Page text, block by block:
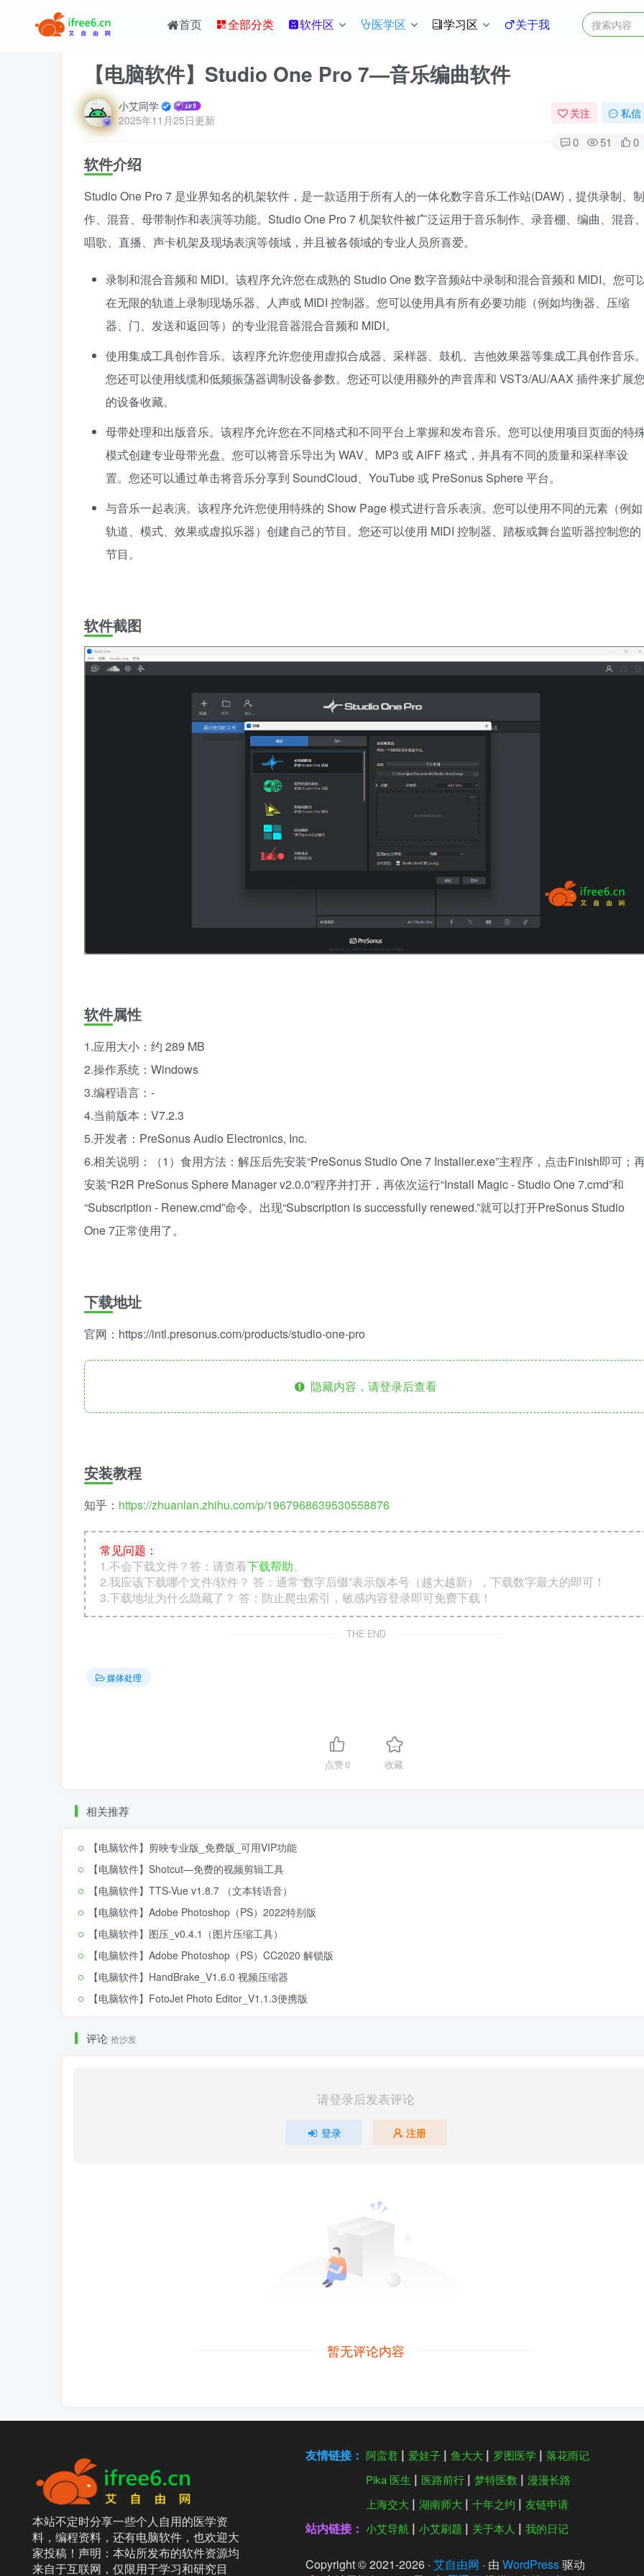
首页 全部分类 软件区 医学区 学习区 关于我
【电脑软件】Studio One Pro 7—音乐编曲软件
小艾同学
2025年11月25日更新
关注 私信
0 51 0
软件介绍
Studio One Pro 7 是业界知名的机架软件，是一款适用于所有人的一体化数字音乐工作站(DAW)，提供录制、制
作、混音、母带制作和表演等功能。Studio One Pro 7 机架软件被广泛运用于音乐制作、录音棚、编曲、混音
唱歌、直播、声卡机架及现场表演等领域，并且被各领域的专业人员所喜爱。
录制和混合音频和 MIDI。该程序允许您在成熟的 Studio One 数字音频站中录制和混合音频和 MIDI。您可
在无限的轨道上录制现场乐器、人声或 MIDI 控制器。您可以使用具有所有必要功能（例如均衡器、压缩
器、门、发送和返回等）的专业混音器混合音频和 MIDI。
使用集成工具创作音乐。该程序允许您使用虚拟合成器、采样器、鼓机、吉他效果器等集成工具创作音乐
您还可以使用线缆和低频振荡器调制设备参数。您还可以使用额外的声音库和 VST3/AU/AAX 插件来扩展
的设备收藏。
母带处理和出版音乐。该程序允许您在不同格式和不同平台上掌握和发布音乐。您可以使用项目页面的特
模式创建专业母带光盘。您可以将音乐导出为 WAV、MP3 或 AIFF 格式，并具有不同的质量和采样率设
置。您还可以通过单击将音乐分享到 SoundCloud、YouTube 或 PreSonus Sphere 平台。
与音乐一起表演。该程序允许您使用特殊的 Show Page 模式进行音乐表演。您可以使用不同的元素（例如
轨道、模式、效果或虚拟乐器）创建自己的节目。您还可以使用 MIDI 控制器、踏板或舞台监听器控制您的
节目。
软件截图
软件属性
1.应用大小：约 289 MB
2.操作系统：Windows
3.编程语言：-
4.当前版本：V7.2.3
5.开发者：PreSonus Audio Electronics, Inc.
6.相关说明：（1）食用方法：解压后先安装“PreSonus Studio One 7 Installer.exe”主程序，点击Finish即可；
安装“R2R PreSonus Sphere Manager v2.0.0”程序并打开，再依次运行“Install Magic - Studio One 7.cmd”和
“Subscription - Renew.cmd”命令。出现“Subscription is successfully renewed.”就可以打开PreSonus Studio
One 7正常使用了。
下载地址
官网：https://intl.presonus.com/products/studio-one-pro
隐藏内容，请登录后查看
安装教程
知乎： https://zhuanlan.zhihu.com/p/1967968639530558876
常见问题：
1.不会下载文件？答：请查看下载帮助。
2.我应该下载哪个文件/软件？ 答：通常“数字后缀”表示版本号（越大越新），下载数字最大的即可！
3.下载地址为什么隐藏了？ 答：防止爬虫索引，敏感内容登录即可免费下载！
THE END
媒体处理
点赞0 收藏
相关推荐
【电脑软件】剪映专业版_免费版_可用VIP功能
【电脑软件】Shotcut—免费的视频剪辑工具
【电脑软件】TTS-Vue v1.8.7 （文本转语音）
【电脑软件】Adobe Photoshop（PS）2022特别版
【电脑软件】图压_v0.4.1（图片压缩工具）
【电脑软件】Adobe Photoshop（PS）CC2020 解锁版
【电脑软件】HandBrake_V1.6.0 视频压缩器
【电脑软件】FotoJet Photo Editor_V1.1.3便携版
评论 抢沙发
请登录后发表评论
登录 注册
暂无评论内容
本站不定时分享一些个人自用的医学资
料，编程资料，还有电脑软件，也欢迎大
家投稿！声明：本站所发布的软件资源均
来自于互联网，仅限用于学习和研究目
友情链接： 阿蛮君 爱娃子 鱼大大 罗图医学 落花雨记
Pika 医生 医路前行 梦特医数 漫漫长路
上海交大 湖南师大 十年之约 友链申请
站内链接： 小艾导航 小艾刷题 关于本人 我的日记
Copyright © 2021-2026 · 艾自由网 · 由 WordPress驱动